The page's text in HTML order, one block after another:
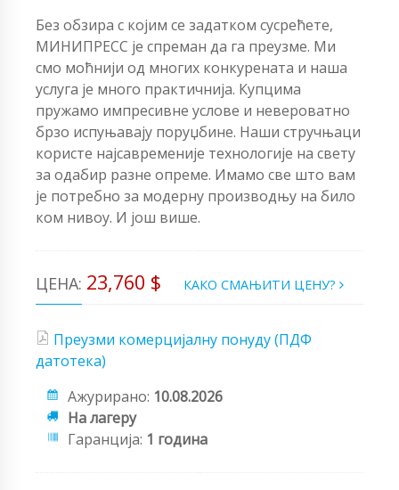
Без обзира с којим се задатком сусрећете,
МИНИПРЕСС је спреман да га преузме. Ми
смо моћнији од многих конкурената и наша
услуга је много практичнија. Купцима
пружамо импресивне услове и невероватно
брзо испуњавају поруџбине. Наши стручњаци
користе најсавременије технологије на свету
за одабир разне опреме. Имамо све што вам
је потребно за модерну производњу на било
ком нивоу. И још више.
ЦЕНА: 23,760 $ КАКО СМАЊИТИ ЦЕНУ?
Преузми комерцијалну понуду (ПДФ
датотека)
Ажурирано: 10.08.2026
На лагеру
Гаранција: 1 година